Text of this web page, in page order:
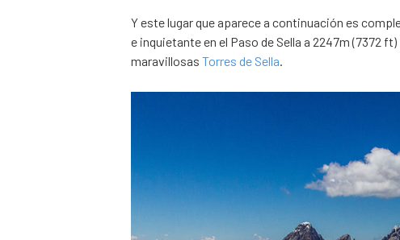
Y este lugar que aparece a continuación es
e inquietante en el Paso de Sella a 2247m (7372
maravillosas Torres de Sella.